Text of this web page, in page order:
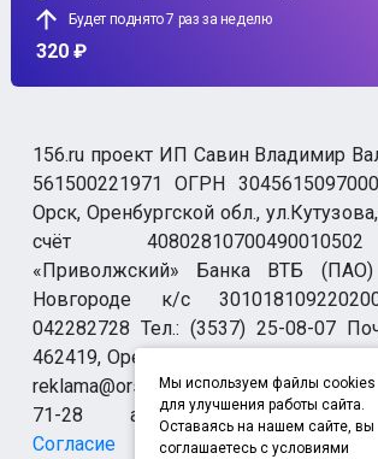
Будет поднято 7 раз за неделю
320 ₽
156.ru проект ИП Савин Владимир
561500221971 ОГРН
Орск, Оренбургской обл.,
счёт
«Приволжский» Банка ВТБ
Новгороде к/с
042282728 Тел.: (3537) 25-08-07
462419, Оренбургская обл., г. Орск-
reklama@orsk.ru ТЕЛЕФОН
71-28 allsupport@orsk.ru
Согласие на обработку
Мы используем файлы cookies
для улучшения работы сайта.
Оставаясь на нашем сайте, вы
соглашаетесь с условиями